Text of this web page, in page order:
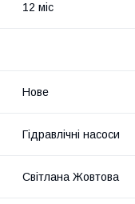
12 міс
Нове
Гідравлічні насоси
Світлана Жовтова